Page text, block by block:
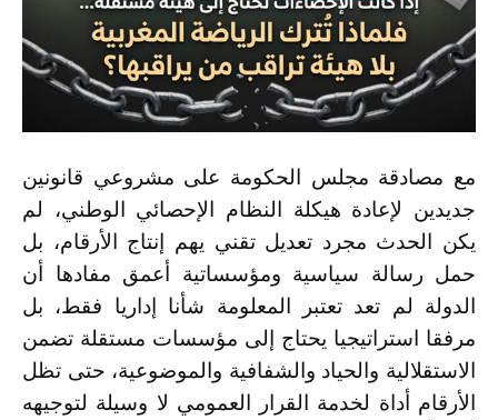
مع مصادقة مجلس الحكومة على مشروعي قانونين
جديدين لإعادة هيكلة النظام الإحصائي الوطني، لم
يكن الحدث مجرد تعديل تقني يهم إنتاج الأرقام، بل
حمل رسالة سياسية ومؤسساتية أعمق مفادها أن
الدولة لم تعد تعتبر المعلومة شأنا إداريا فقط، بل
مرفقا استراتيجيا يحتاج إلى مؤسسات مستقلة تضمن
الاستقلالية والحياد والشفافية والموضوعية، حتى تظل
الأرقام أداة لخدمة القرار العمومي لا وسيلة لتوجيهه